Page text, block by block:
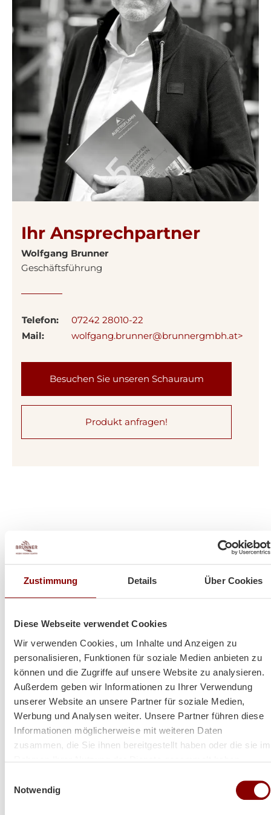
Zustimmung Details Über Cookies
Diese Webseite verwendet Cookies
Wir verwenden Cookies, um Inhalte und Anzeigen zu
personalisieren, Funktionen für soziale Medien anbieten zu
können und die Zugriffe auf unsere Website zu analysieren.
Außerdem geben wir Informationen zu Ihrer Verwendung
unserer Website an unsere Partner für soziale Medien,
Werbung und Analysen weiter. Unsere Partner führen diese
Informationen möglicherweise mit weiteren Daten
zusammen, die Sie ihnen bereitgestellt haben oder die sie im
Notwendig
Ihr Ansprechpartner
Wolfgang Brunner
Geschäftsführung
Telefon:
07242 28010-22
Mail:
wolfgang.brunner@brunnergmbh.at>
Besuchen Sie unseren Schauraum
Produkt anfragen!
Kundenmeinungen